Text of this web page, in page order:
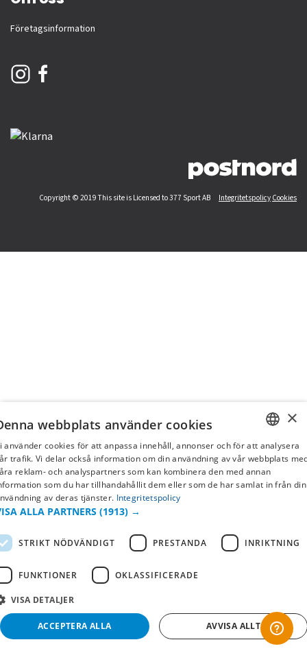
Företagsinformation
Copyright © 2019 This site is Licensed to 377 Sport AB Integritetspolicy Cookies
SWEDISH
FI
×
webbplats använder cookies
använder cookies för att anpassa innehåll, annonser och för att analysera
trafik. Vi delar också information om din användning av vår webbplats
reklam- och analyspartners som kan kombinera den med annan
som du har tillhandahållit dem eller som de har samlat in från din
av deras tjänster. Integritetspolicy
ALLA PARTNERS (1913) →
STRIKT NÖDVÄNDIGT PRESTANDA INRIKTNING
FUNKTIONER OKLASSIFICERADE
VISA DETALJER
ACCEPTERA ALLA AVVISA ALLT